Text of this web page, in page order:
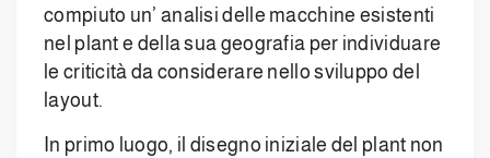
compiuto un’ analisi delle macchine esistenti
nel plant e della sua geografia per individuare
le criticità da considerare nello sviluppo del
layout.
In primo luogo, il disegno iniziale del plant non